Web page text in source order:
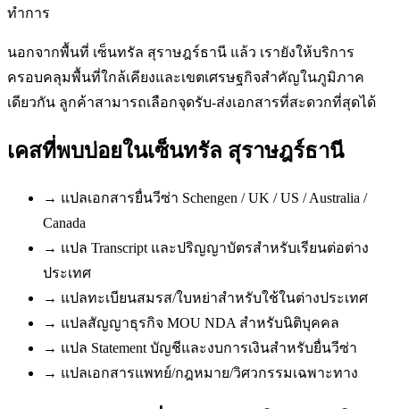
ทำการ
นอกจากพื้นที่ เซ็นทรัล สุราษฎร์ธานี แล้ว เรายังให้บริการ
ครอบคลุมพื้นที่ใกล้เคียงและเขตเศรษฐกิจสำคัญในภูมิภาค
เดียวกัน ลูกค้าสามารถเลือกจุดรับ-ส่งเอกสารที่สะดวกที่สุดได้
เคสที่พบบ่อยในเซ็นทรัล สุราษฎร์ธานี
→ แปลเอกสารยื่นวีซ่า Schengen / UK / US / Australia /
Canada
→ แปล Transcript และปริญญาบัตรสำหรับเรียนต่อต่าง
ประเทศ
→ แปลทะเบียนสมรส/ใบหย่าสำหรับใช้ในต่างประเทศ
→ แปลสัญญาธุรกิจ MOU NDA สำหรับนิติบุคคล
→ แปล Statement บัญชีและงบการเงินสำหรับยื่นวีซ่า
→ แปลเอกสารแพทย์/กฎหมาย/วิศวกรรมเฉพาะทาง